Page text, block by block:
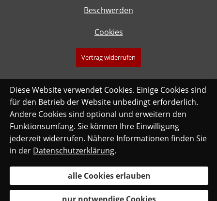
Beschwerden
Cookies
Vertrag widerrufen
Diese Website verwendet Cookies. Einige Cookies sind
für den Betrieb der Website unbedingt erforderlich.
Andere Cookies sind optional und erweitern den
Funktionsumfang. Sie können Ihre Einwilligung
jederzeit widerrufen. Nähere Informationen finden Sie
in der Datenschutzerklärung.
alle Cookies erlauben